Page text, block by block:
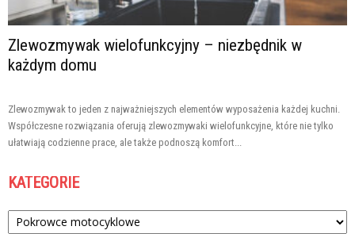
Zlewozmywak wielofunkcyjny – niezbędnik w
każdym domu
Zlewozmywak to jeden z najważniejszych elementów wyposażenia każdej kuchni.
Współczesne rozwiązania oferują zlewozmywaki wielofunkcyjne, które nie tylko
ułatwiają codzienne prace, ale także podnoszą komfort...
KATEGORIE
Kategorie